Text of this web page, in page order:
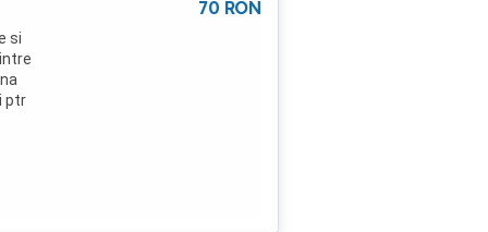
si
ptr
70 RON